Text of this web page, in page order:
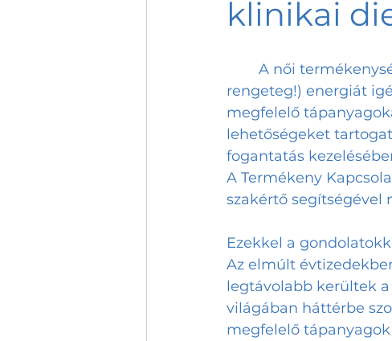
klinikai
rengeteg!) energiát
megfelelő
lehetőségeket
fogantatás
A Termékeny
szakértő segítségével
Ezekkel a
Az elmúlt
legtávolabb kerültek
világában háttérbe
megfelelő